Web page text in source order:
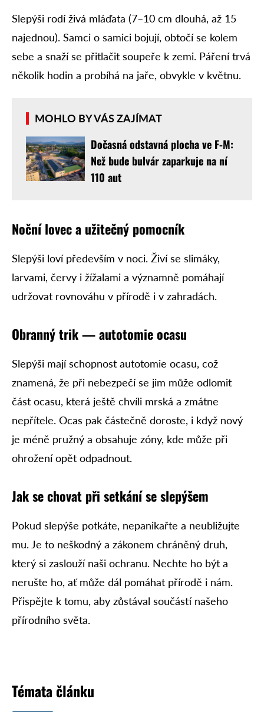
Slepýši rodí živá mláďata (7–10 cm dlouhá, až 15
najednou). Samci o samici bojují, obtočí se kolem
sebe a snaží se přitlačit soupeře k zemi. Páření trvá
několik hodin a probíhá na jaře, obvykle v květnu.
MOHLO BY VÁS ZAJÍMAT
Dočasná odstavná plocha ve F-M:
Než bude bulvár zaparkuje na ní
110 aut
Noční lovec a užitečný pomocník
Slepýši loví především v noci. Živí se slimáky,
larvami, červy i žížalami a významně pomáhají
udržovat rovnováhu v přírodě i v zahradách.
Obranný trik — autotomie ocasu
Slepýši mají schopnost autotomie ocasu, což
znamená, že při nebezpečí se jim může odlomit
část ocasu, která ještě chvíli mrská a zmátne
nepřítele. Ocas pak částečně doroste, i když nový
je méně pružný a obsahuje zóny, kde může při
ohrožení opět odpadnout.
Jak se chovat při setkání se slepýšem
Pokud slepýše potkáte, nepanikařte a neubližujte
mu. Je to neškodný a zákonem chráněný druh,
který si zaslouží naši ochranu. Nechte ho být a
nerušte ho, ať může dál pomáhat přírodě i nám.
Přispějte k tomu, aby zůstával součástí našeho
přírodního světa.
Témata článku